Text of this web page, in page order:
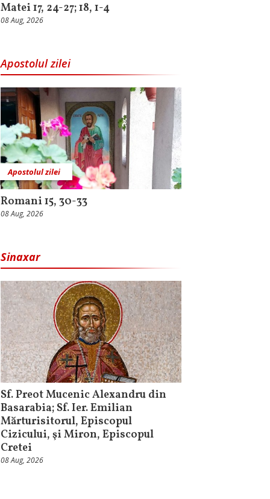
Matei 17, 24-27; 18, 1-4
08 Aug, 2026
Apostolul zilei
Apostolul zilei
Romani 15, 30-33
08 Aug, 2026
Sinaxar
Sf. Preot Mucenic Alexandru din
Basarabia; Sf. Ier. Emilian
Mărturisitorul, Episcopul
Cizicului, şi Miron, Episcopul
Cretei
08 Aug, 2026